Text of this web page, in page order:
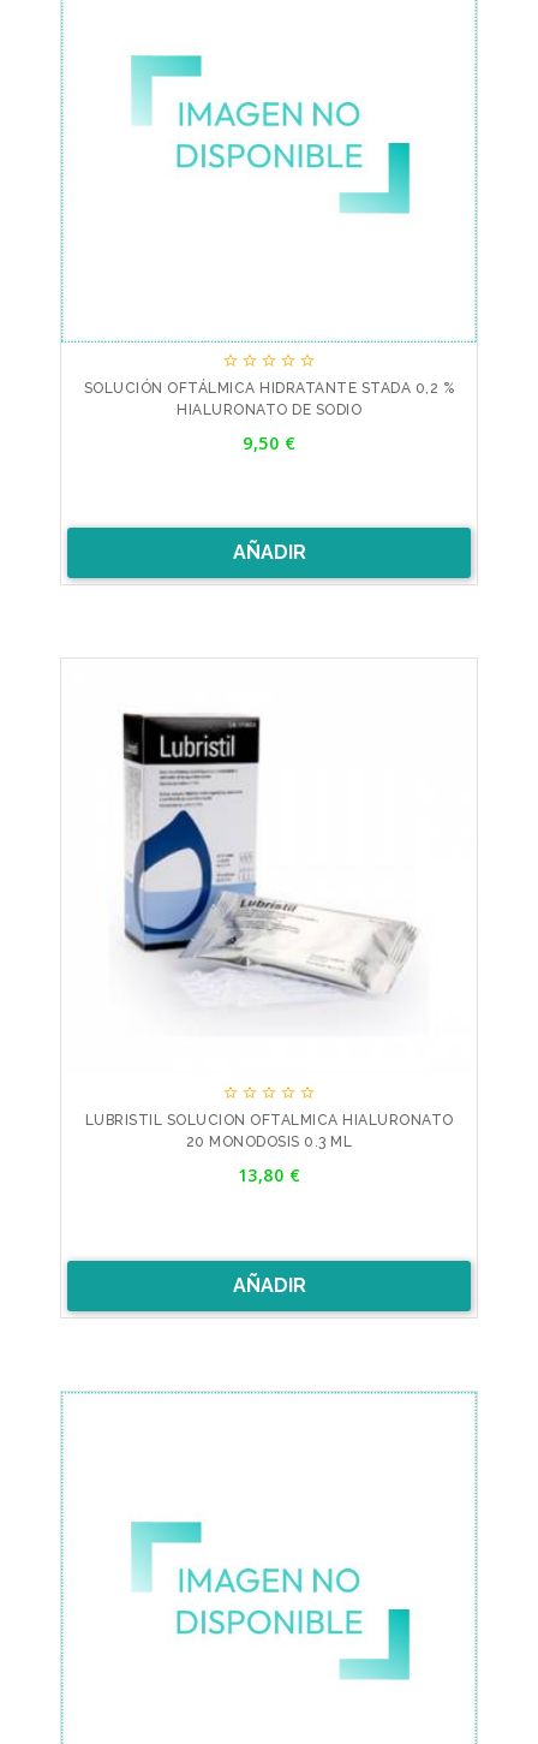
    
SOLUCIÓN OFTÁLMICA HIDRATANTE STADA 0,2 %
HIALURONATO DE SODIO
9,50 €
AÑADIR
    
LUBRISTIL SOLUCION OFTALMICA HIALURONATO
20 MONODOSIS 0.3 ML
13,80 €
AÑADIR